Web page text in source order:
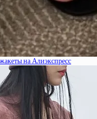
на Алиэкспресс